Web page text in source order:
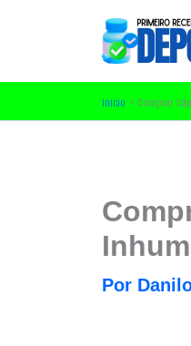
Início Comprar
Por